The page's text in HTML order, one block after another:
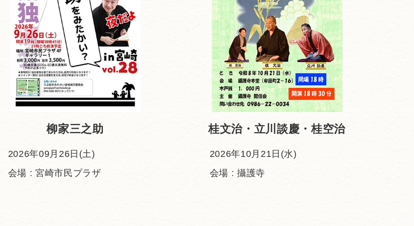
柳家三之助
2026年09月26日(土)
会場 : 宮崎市民プラザ
桂文治・立川談慶・桂空治
2026年10月21日(水)
会場 : 攝護寺